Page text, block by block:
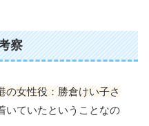
察
の女性役：勝倉けい子さ
いていたということなの